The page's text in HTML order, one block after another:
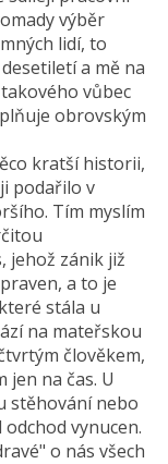
výběr
lidí, to
a mě na
vůbec
obrovským
kratší historii,
podařilo v
Tím myslím
jehož zánik již
a to je
stála u
na mateřskou
člověkem,
jen na čas. U
stěhování nebo
vynucen.
o nás všech